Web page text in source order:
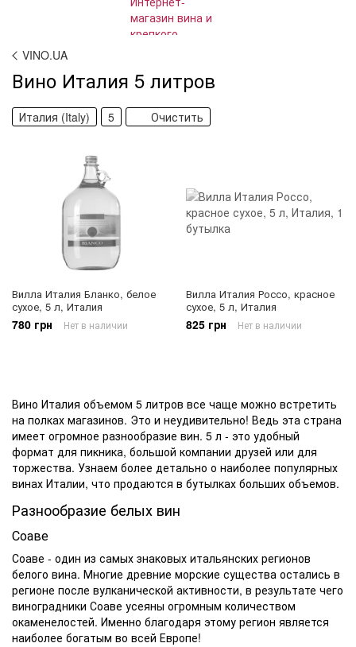
VINO.UA
Вино Италия 5 литров
Италия (Italy) 5 Очистить
Вилла Италия Бланко, белое
сухое, 5 л, Италия
780 грн Нет в наличии
Вилла Италия Россо, красное
сухое, 5 л, Италия
825 грн Нет в наличии
Вино Италия объемом 5 литров все чаще можно встретить
на полках магазинов. Это и неудивительно! Ведь эта страна
имеет огромное разнообразие вин. 5 л - это удобный
формат для пикника, большой компании друзей или для
торжества. Узнаем более детально о наиболее популярных
винах Италии, что продаются в бутылках больших объемов.
Разнообразие белых вин
Соаве
Соаве - один из самых знаковых итальянских регионов
белого вина. Многие древние морские существа остались в
регионе после вулканической активности, в результате чего
виноградники Соаве усеяны огромным количеством
окаменелостей. Именно благодаря этому регион является
наиболее богатым во всей Европе!